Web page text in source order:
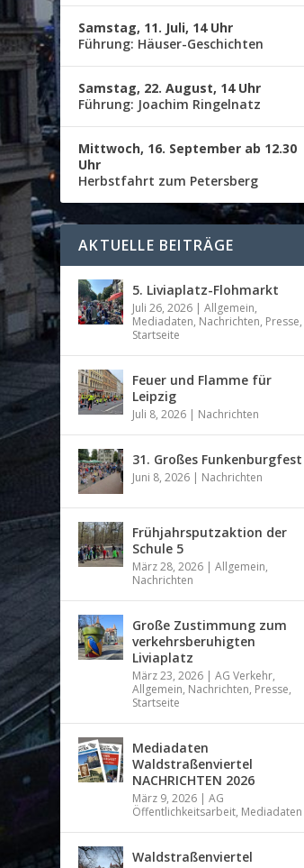
Samstag, 11. Juli, 14 Uhr
Führung: Häuser-Geschichten
Samstag, 22. August, 14 Uhr
Führung: Joachim Ringelnatz
Mittwoch, 16. September ab 12.30
Uhr
Herbstfahrt zum Petersberg
AKTUELLE BEITRÄGE
5. Liviaplatz-Flohmarkt
Juli 26, 2026 |Allgemein,
Mediadaten, Nachrichten, Presse,
Startseite
Feuer und Flamme für
Leipzig
Juli 8, 2026 | Nachrichten
31. Großes Funkenburgfest
Juni 8, 2026 | Nachrichten
Frühjahrsputzaktion der
Schule 5
März 28, 2026 |Allgemein,
Nachrichten
Große Zustimmung zum
verkehrsberuhigten
Liviaplatz
März 23, 2026 |AG Verkehr,
Allgemein, Nachrichten, Presse,
Startseite
Mediadaten
Waldstraßenviertel
NACHRICHTEN 2026
März 9, 2026 |AG
Öffentlichkeitsarbeit, Mediadaten
Waldstraßenviertel